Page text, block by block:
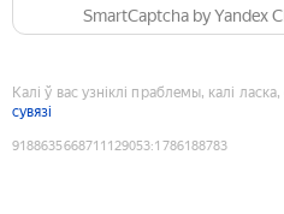
SmartCaptcha by Yandex
Калі ў вас узніклі праблемы, калі
сувязі
9188635668711129053:1786188783